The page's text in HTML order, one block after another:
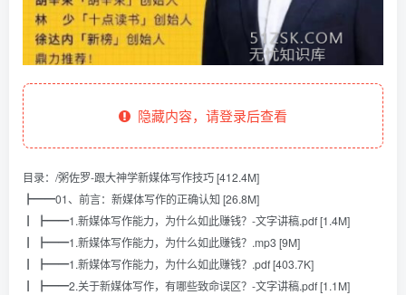
隐藏内容，请登录后查看
目录：/粥佐罗-跟大神学新媒体写作技巧 [412.4M]
┣━━01、前言：新媒体写作的正确认知 [26.8M]
┃ ┣━━1.新媒体写作能力，为什么如此赚钱？-文字讲稿.pdf [1.4M]
┃ ┣━━1.新媒体写作能力，为什么如此赚钱？.mp3 [9M]
┃ ┣━━1.新媒体写作能力，为什么如此赚钱？.pdf [403.7K]
┃ ┣━━2.关于新媒体写作，有哪些致命误区？-文字讲稿.pdf [1.1M]